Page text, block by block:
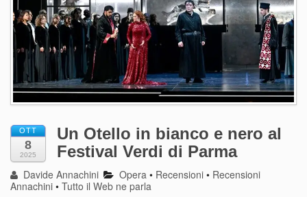
OTT
8
2025
Un Otello in bianco e nero al
Festival Verdi di Parma
Davide Annachini Opera • Recensioni • Recensioni
Annachini • Tutto il Web ne parla